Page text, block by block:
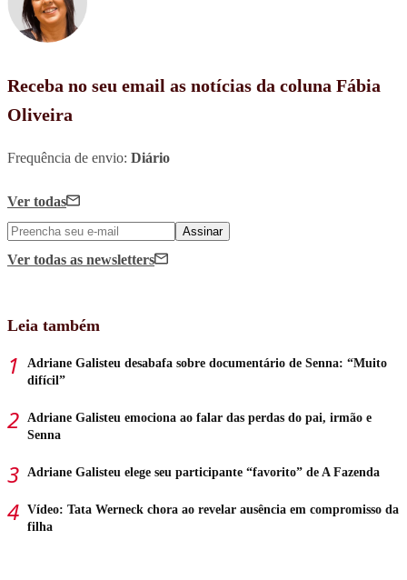
Receba no seu email as notícias da coluna Fábia
Oliveira
Frequência de envio: Diário
Ver todas
Assinar
Ver todas as newsletters
Leia também
Adriane Galisteu desabafa sobre documentário de Senna: “Muito
difícil”
Adriane Galisteu emociona ao falar das perdas do pai, irmão e
Senna
Adriane Galisteu elege seu participante “favorito” de A Fazenda
Vídeo: Tata Werneck chora ao revelar ausência em compromisso da
filha